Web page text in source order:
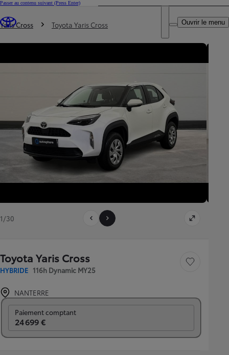
Passer au contenu suivant (Press Enter)
Trouvez un partenaire Toyota
DEALER NAME
Ouvrir le menu
Vous êtes ici
Yaris Cross Toyota Yaris Cross
1/30
Toyota Yaris Cross
HYBRIDE 116h Dynamic MY25
Sauvegarder le
NANTERRE
Paiement comptant
24 699 €